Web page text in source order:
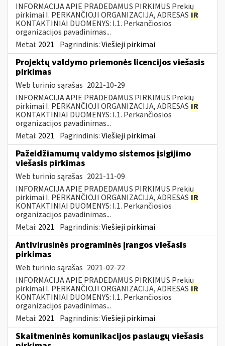
INFORMACIJA APIE PRADEDAMUS PIRKIMUS Prekių
pirkimai I. PERKANČIOJI ORGANIZACIJA, ADRESAS IR
KONTAKTINIAI DUOMENYS: I.1. Perkančiosios
organizacijos pavadinimas...
Metai: 2021 Pagrindinis:Viešieji pirkimai
Projektų valdymo priemonės licencijos viešasis
pirkimas
Web turinio sąrašas 2021-10-29
INFORMACIJA APIE PRADEDAMUS PIRKIMUS Prekių
pirkimai I. PERKANČIOJI ORGANIZACIJA, ADRESAS IR
KONTAKTINIAI DUOMENYS: I.1. Perkančiosios
organizacijos pavadinimas...
Metai: 2021 Pagrindinis:Viešieji pirkimai
Pažeidžiamumų valdymo sistemos įsigijimo
viešasis pirkimas
Web turinio sąrašas 2021-11-09
INFORMACIJA APIE PRADEDAMUS PIRKIMUS Prekių
pirkimai I. PERKANČIOJI ORGANIZACIJA, ADRESAS IR
KONTAKTINIAI DUOMENYS: I.1. Perkančiosios
organizacijos pavadinimas...
Metai: 2021 Pagrindinis:Viešieji pirkimai
Antivirusinės programinės įrangos viešasis
pirkimas
Web turinio sąrašas 2021-02-22
INFORMACIJA APIE PRADEDAMUS PIRKIMUS Prekių
pirkimai I. PERKANČIOJI ORGANIZACIJA, ADRESAS IR
KONTAKTINIAI DUOMENYS: I.1. Perkančiosios
organizacijos pavadinimas...
Metai: 2021 Pagrindinis:Viešieji pirkimai
Skaitmeninės komunikacijos paslaugų viešasis